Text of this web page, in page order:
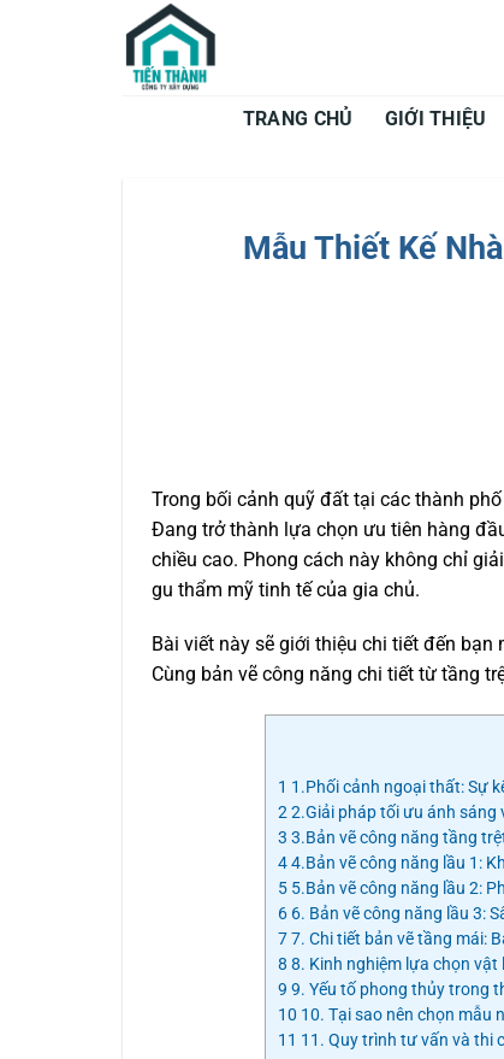
TRANG CHỦ GIỚI THIỆU
Mẫu Thiết Kế
Trong bối cảnh quỹ đất tại các thành
Đang trở thành lựa chọn ưu tiên hàng
chiều cao. Phong cách này không chỉ
gu thẩm mỹ tinh tế của gia chủ.
Bài viết này sẽ giới thiệu chi tiết đến
Cùng bản vẽ công năng chi tiết từ tầng
1 1.Phối cảnh ngoại thất: Sự
22.Giải pháp tối ưu ánh
3 3.Bản vẽ công năng tầng
44.Bản vẽ công năng lầu 1:
5 5.Bản vẽ công năng lầu 2:
6 6. Bản vẽ công năng lầu 3:
77. Chi tiết bản vẽ tầng mái:
8 8. Kinh nghiệm lựa chọn vật
9 9. Yếu tố phong thủy trong
10 10. Tại sao nên chọn mẫu
11 11. Quy trình tư vấn và thi